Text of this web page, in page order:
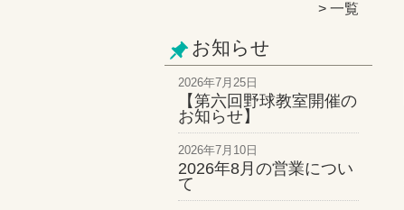
一覧
お知らせ
2026年7月25日
【第六回野球教室開催の
お知らせ】
2026年7月10日
2026年8月の営業につい
て